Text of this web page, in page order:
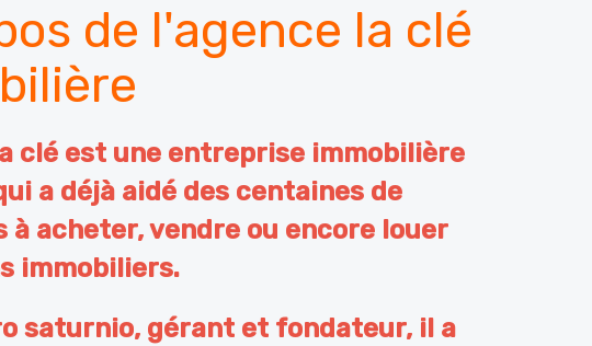
de l'agence la clé
clé est une entreprise immobilière
a déjà aidé des centaines de
à acheter, vendre ou encore louer
immobiliers.
saturnio, gérant et fondateur, il a